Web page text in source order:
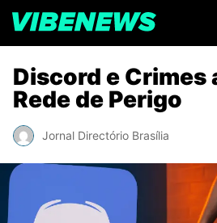
Discord e Crimes
Rede de Perigo
Jornal Directório Brasília